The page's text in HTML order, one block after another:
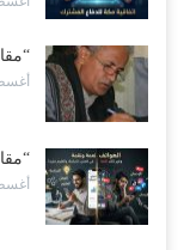
أغسطس
أغسطس